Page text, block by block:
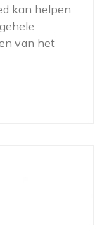
kan helpen
van het